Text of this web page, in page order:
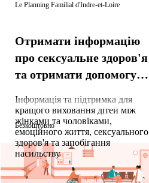
Отримати інформацію
про сексуальне здоров'я
та отримати допомогу
Інформація та підтримка для
кращого виховання дітей між
жінками та чоловіками,
емоційного життя, сексуального
здоров'я та запобігання
насильству
Le Planning Familial d'Indre-et-Loire
Безкоштовно